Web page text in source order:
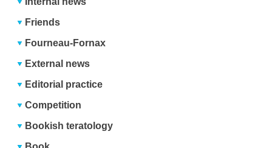
Friends
Fourneau-Fornax
External news
Editorial practice
Competition
Bookish teratology